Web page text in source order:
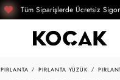
Tüm Siparişlerde Ücretsiz
PIRLANTA PIRLANTA YÜZÜK